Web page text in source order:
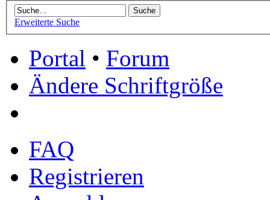
Erweiterte Suche
Portal • Forum
Ändere Schriftgröße
FAQ
Registrieren